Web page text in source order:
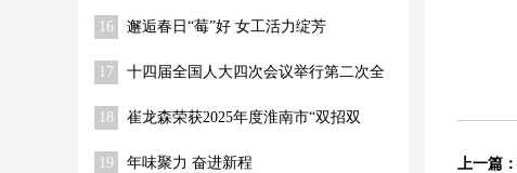
16 邂逅春日“莓”好 女工活力绽芳
17
十四届全国人大四次会议举行第二次全
18
崔龙森荣获2025年度淮南市“双招双
19
年味聚力 奋进新程 上一篇：